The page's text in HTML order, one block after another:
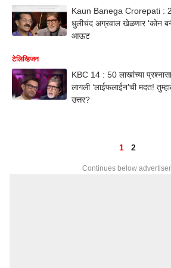
Kaun Banega Crorepati : 21
धुलीचंद अग्रवाल खेळणार 'कोन
आऊट
टेलिव्हिजन
KBC 14 : 50 लाखांच्या
लागली ‘लाईफलाईन’ची मदत!
उत्तर?
1 2
Continues below